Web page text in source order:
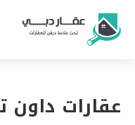
عقارات داون